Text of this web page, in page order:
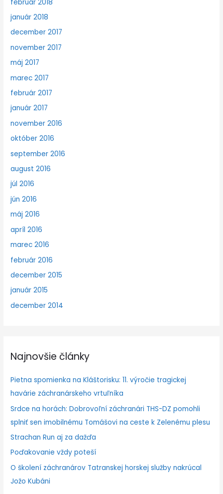
február 2018
január 2018
december 2017
november 2017
máj 2017
marec 2017
február 2017
január 2017
november 2016
október 2016
september 2016
august 2016
júl 2016
jún 2016
máj 2016
apríl 2016
marec 2016
február 2016
december 2015
január 2015
december 2014
Najnovšie články
Pietna spomienka na Kláštorisku: 11. výročie tragickej
havárie záchranárskeho vrtuľníka
Srdce na horách: Dobrovoľní záchranári THS-DZ pomohli
splniť sen imobilnému Tomášovi na ceste k Zelenému plesu
Strachan Run aj za dažďa
Poďakovanie vždy poteší
O školení záchranárov Tatranskej horskej služby nakrúcal
Jožo Kubáni